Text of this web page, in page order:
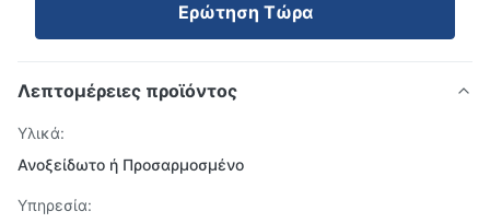
Ερώτηση Τώρα
Λεπτομέρειες προϊόντος
Υλικά:
Ανοξείδωτο ή Προσαρμοσμένο
Υπηρεσία: